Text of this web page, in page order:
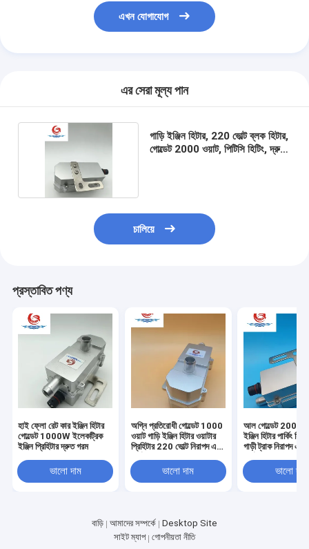
এখন যোগাযোগ
এর সেরা মূল্য পান
গাড়ি ইঞ্জিন হিটার, 220 ভোল্ট ব্লক হিটার,
গোল্ডেট 2000 ওয়াট, পিটিসি হিটিং, দ্রুত
চালিয়ে
প্রস্তাবিত পণ্য
হাই ফ্লো রেট কার ইঞ্জিন হিটার
গোল্ডেট 1000W ইলেকট্রিক
ইঞ্জিন প্রিহিটার দ্রুত গরম
ভালো দাম
অগ্নি প্রতিরোধী গোল্ডেট 1000
ওয়াট গাড়ি ইঞ্জিন হিটার ওয়াটার
প্রিহিটার 220 ভোল্ট নিরাপদ এবং
ভালো দাম
আল গোল্ডেট 2000
ইঞ্জিন হিটার পার্কিং
গাড়ী ট্রাক নিরাপদ এবং
ভালো দাম
বাড়ি আমাদের সম্পর্কে
Desktop Site
সাইট ম্যাপ
গোপনীয়তা নীতি